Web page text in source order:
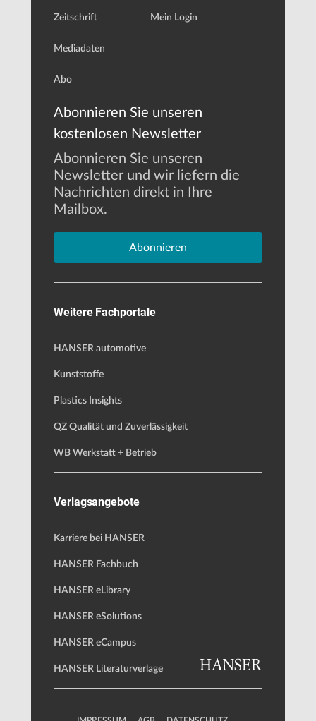
Zeitschrift
Mediadaten
Abo
Mein Login
Abonnieren Sie unseren
kostenlosen Newsletter
Abonnieren Sie unseren
Newsletter und wir liefern die
Nachrichten direkt in Ihre
Mailbox.
Abonnieren
Weitere Fachportale
HANSER automotive
Kunststoffe
Plastics Insights
QZ Qualität und Zuverlässigkeit
WB Werkstatt + Betrieb
Verlagsangebote
Karriere bei HANSER
HANSER Fachbuch
HANSER eLibrary
HANSER eSolutions
HANSER eCampus
HANSER Literaturverlage